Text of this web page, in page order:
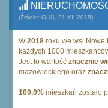
(Źródło: GUS, 31.XII.2018)
W2018 roku we wsi Nowe
każdych 1000
Jest to wartość znacznie
mazowieckiego oraz
100,0% mieszkań zostało